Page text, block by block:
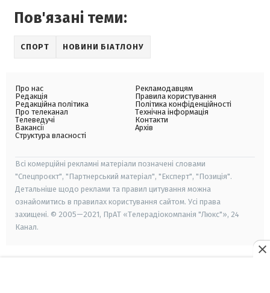
Пов'язані теми:
СПОРТ НОВИНИ БІАТЛОНУ
Про нас
Редакція
Редакційна політика
Про телеканал
Телеведучі
Вакансії
Структура власності
Рекламодавцям
Правила користування
Політика конфіденційності
Технічна інформація
Контакти
Архів
Всі комерційні рекламні матеріали позначені словами
"Спецпроєкт", "Партнерський матеріал", "Експерт", "Позиція".
Детальніше щодо реклами та правил цитування можна
ознайомитись в правилах користування сайтом. Усі права
захищені. © 2005—2021, ПрАТ «Телерадіокомпанія "Люкс"», 24
Канал.